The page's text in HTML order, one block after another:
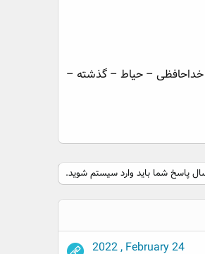
– حیاط – گذشته –
پاسخ شما باید وارد سیستم شوید.
2022 , February 24